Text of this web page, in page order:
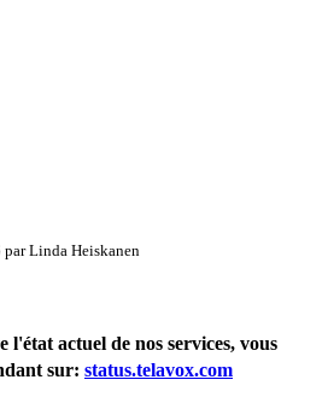
Linda Heiskanen
l'état actuel de nos services, vous
sur: status.telavox.com